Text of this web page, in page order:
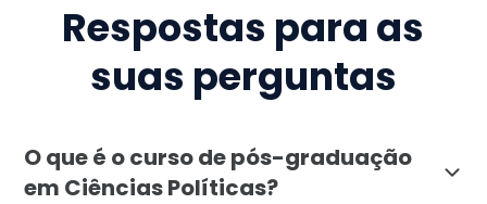
Respostas para as
suas perguntas
O que é o curso de pós-graduação
em Ciências Políticas?